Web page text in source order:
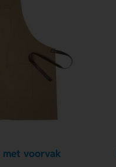
met voorvak